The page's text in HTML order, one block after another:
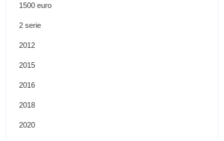
1500 euro
2 serie
2012
2015
2016
2018
2020